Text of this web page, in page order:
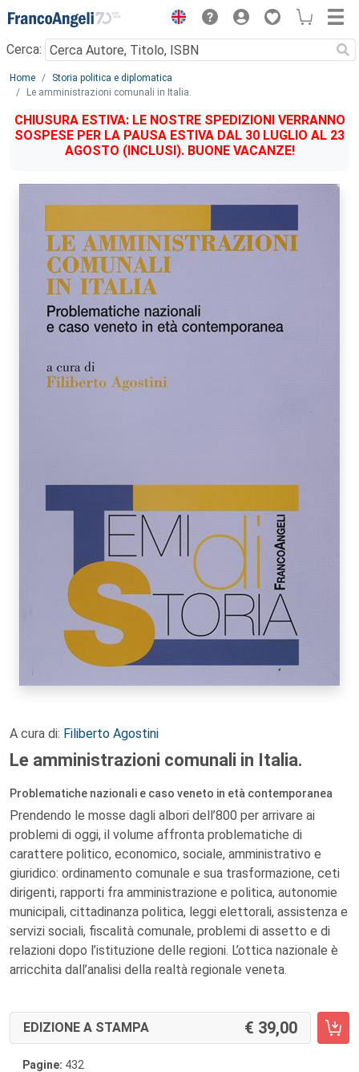
Menu
Cerca:
Main content
Home
Storia politica e diplomatica
Le amministrazioni comunali in Italia.
CHIUSURA ESTIVA: LE NOSTRE SPEDIZIONI VERRANNO
SOSPESE PER LA PAUSA ESTIVA DAL 30 LUGLIO AL 23
AGOSTO (INCLUSI). BUONE VACANZE!
A cura di: Filiberto Agostini
Le amministrazioni comunali in Italia.
Problematiche nazionali e caso veneto in età contemporanea
Prendendo le mosse dagli albori dell’800 per arrivare ai
problemi di oggi, il volume affronta problematiche di
carattere politico, economico, sociale, amministrativo e
giuridico: ordinamento comunale e sua trasformazione, ceti
dirigenti, rapporti fra amministrazione e politica, autonomie
municipali, cittadinanza politica, leggi elettorali, assistenza e
servizi sociali, fiscalità comunale, problemi di assetto e di
relazioni dopo l’istituzione delle regioni. L’ottica nazionale è
arricchita dall’analisi della realtà regionale veneta.
EDIZIONE A STAMPA 39,00
Pagine: 432